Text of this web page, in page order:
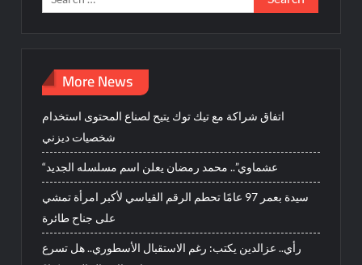
for:
More News
اتفاق شراكة مع تيك توك يتيح لصناع المحتوى استخدام
شخصيات ديزني
“عشماوي”.. محمد رمضان يعلن اسم مسلسله الجديد
سيدة بعمر 97 عامًا تحطم الرقم القياسي لأكبر امرأة تمشي
على جناح طائرة
رأي.. عزالدين يكتب: رغم الاستقبال الأسطوري.. هل تسرع